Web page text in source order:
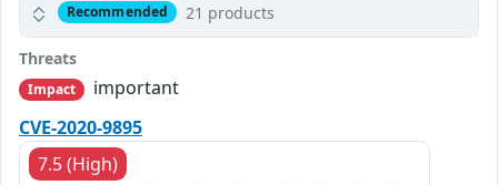
Recommended 21 products
Threats
Impact
important
CVE-2020-9895
7.5 (High)